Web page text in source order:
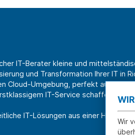
IT-Berater kleine und
und Transformation Ihrer IT in
Cloud-Umgebung, perfekt
IT-Service schaffen wir
IT-Lösungen aus einer Hand.
Wir